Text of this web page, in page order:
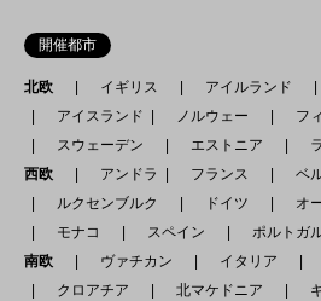
開催都市
北欧 イギリス アイルランド
アイスランド
ノルウェー
フ
スウェーデン
エストニア
西欧
アンドラ フランス ベ
ルクセンブルク
ドイツ オ
モナコ
スペイン
ポルトガ
南欧
ヴァチカン イタリア
クロアチア
北マケドニア